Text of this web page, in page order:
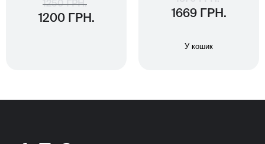
1250 ГРН.
1200 ГРН. 1669 ГРН.
У кошик